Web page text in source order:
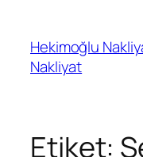
Hekimoğlu
Nakliyat
Etiket: